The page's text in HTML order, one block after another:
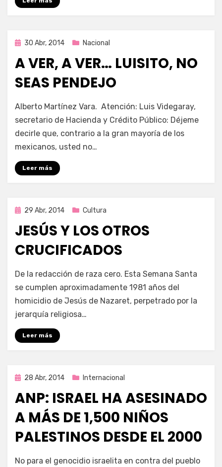
Publicada
30 Abr, 2014 Nacional
A VER, A VER… LUISITO, NO
SEAS PENDEJO
por Enrique
Alberto Martínez Vara. Atención: Luis Videgaray,
secretario de Hacienda y Crédito Público: Déjeme
decirle que, contrario a la gran mayoría de los
mexicanos, usted no…
Leer más
Publicada
29 Abr, 2014 Cultura
JESÚS Y LOS OTROS
CRUCIFICADOS
por Enrique
De la redacción de raza cero. Esta Semana Santa
se cumplen aproximadamente 1981 años del
homicidio de Jesús de Nazaret, perpetrado por la
jerarquía religiosa…
Leer más
Publicada
28 Abr, 2014 Internacional
ANP: ISRAEL HA ASESINADO
A MÁS DE 1,500 NIÑOS
PALESTINOS DESDE EL 2000
Enrique
No para el genocidio israelita en contra del pueblo